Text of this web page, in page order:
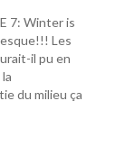
7: Winter is
Les
il pu en
du milieu ça